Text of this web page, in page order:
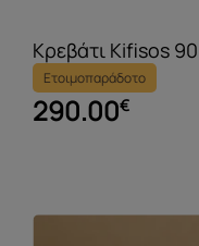
Κρεβάτι Kifisos 90
Ετοιμοπαράδοτο
290.00€